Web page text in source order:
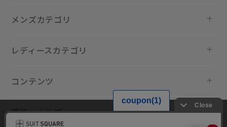
メンズカテゴリ
レディースカテゴリ
コンテンツ
規約・ヘルプ